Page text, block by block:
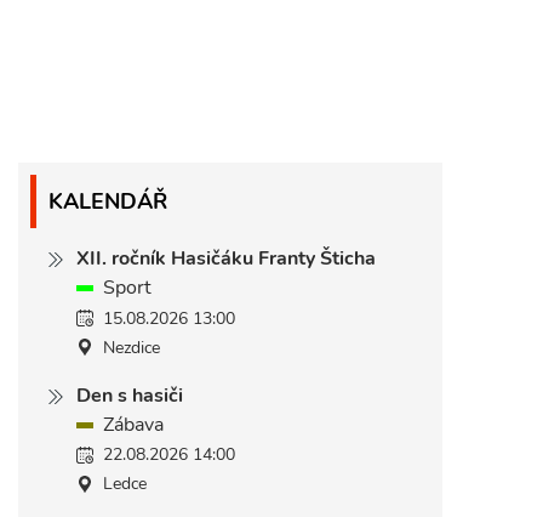
KALENDÁŘ
XII. ročník Hasičáku Franty Šticha
Sport
15.08.2026 13:00
Nezdice
Den s hasiči
Zábava
22.08.2026 14:00
Ledce